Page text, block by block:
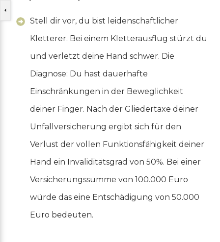
Stell dir vor, du bist leidenschaftlicher
Kletterer. Bei einem Kletterausflug stürzt du
und verletzt deine Hand schwer. Die
Diagnose: Du hast dauerhafte
Einschränkungen in der Beweglichkeit
deiner Finger. Nach der Gliedertaxe deiner
Unfallversicherung ergibt sich für den
Verlust der vollen Funktionsfähigkeit deiner
Hand ein Invaliditätsgrad von 50%. Bei einer
Versicherungssumme von 100.000 Euro
würde das eine Entschädigung von 50.000
Euro bedeuten.